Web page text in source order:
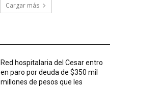
Cargar más
Red hospitalaria del Cesar entro
en paro por deuda de $350 mil
millones de pesos que les